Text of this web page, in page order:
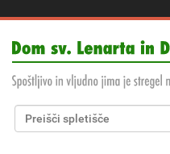
Išči po spletišču